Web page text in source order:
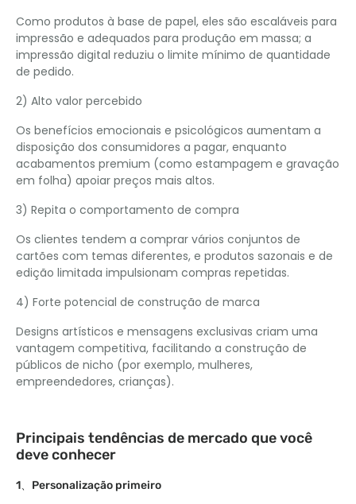
Como produtos à base de papel, eles são escaláveis ​​para
impressão e adequados para produção em massa; a
impressão digital reduziu o limite mínimo de quantidade
de pedido.
2) Alto valor percebido
Os benefícios emocionais e psicológicos aumentam a
disposição dos consumidores a pagar, enquanto
acabamentos premium (como estampagem e gravação
em folha) apoiar preços mais altos.
3) Repita o comportamento de compra
Os clientes tendem a comprar vários conjuntos de
cartões com temas diferentes, e produtos sazonais e de
edição limitada impulsionam compras repetidas.
4) Forte potencial de construção de marca
Designs artísticos e mensagens exclusivas criam uma
vantagem competitiva, facilitando a construção de
públicos de nicho (por exemplo, mulheres,
empreendedores, crianças).
Principais tendências de mercado que você
deve conhecer
1、Personalização primeiro